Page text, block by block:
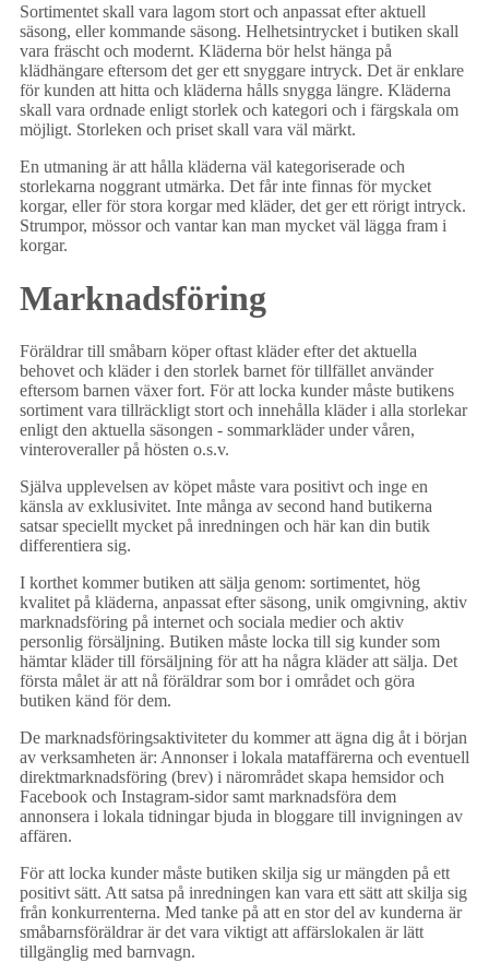
Sortimentet skall vara lagom stort och anpassat efter aktuell
säsong, eller kommande säsong. Helhetsintrycket i butiken skall
vara fräscht och modernt. Kläderna bör helst hänga på
klädhängare eftersom det ger ett snyggare intryck. Det är enklare
för kunden att hitta och kläderna hålls snygga längre. Kläderna
skall vara ordnade enligt storlek och kategori och i färgskala om
möjligt. Storleken och priset skall vara väl märkt.
En utmaning är att hålla kläderna väl kategoriserade och
storlekarna noggrant utmärka. Det får inte finnas för mycket
korgar, eller för stora korgar med kläder, det ger ett rörigt intryck.
Strumpor, mössor och vantar kan man mycket väl lägga fram i
korgar.
Marknadsföring
Föräldrar till småbarn köper oftast kläder efter det aktuella
behovet och kläder i den storlek barnet för tillfället använder
eftersom barnen växer fort. För att locka kunder måste butikens
sortiment vara tillräckligt stort och innehålla kläder i alla storlekar
enligt den aktuella säsongen - sommarkläder under våren,
vinteroveraller på hösten o.s.v.
Själva upplevelsen av köpet måste vara positivt och inge en
känsla av exklusivitet. Inte många av second hand butikerna
satsar speciellt mycket på inredningen och här kan din butik
differentiera sig.
I korthet kommer butiken att sälja genom: sortimentet, hög
kvalitet på kläderna, anpassat efter säsong, unik omgivning, aktiv
marknadsföring på internet och sociala medier och aktiv
personlig försäljning. Butiken måste locka till sig kunder som
hämtar kläder till försäljning för att ha några kläder att sälja. Det
första målet är att nå föräldrar som bor i området och göra
butiken känd för dem.
De marknadsföringsaktiviteter du kommer att ägna dig åt i början
av verksamheten är: Annonser i lokala mataffärerna och eventuell
direktmarknadsföring (brev) i närområdet skapa hemsidor och
Facebook och Instagram-sidor samt marknadsföra dem
annonsera i lokala tidningar bjuda in bloggare till invigningen av
affären.
För att locka kunder måste butiken skilja sig ur mängden på ett
positivt sätt. Att satsa på inredningen kan vara ett sätt att skilja sig
från konkurrenterna. Med tanke på att en stor del av kunderna är
småbarnsföräldrar är det vara viktigt att affärslokalen är lätt
tillgänglig med barnvagn.